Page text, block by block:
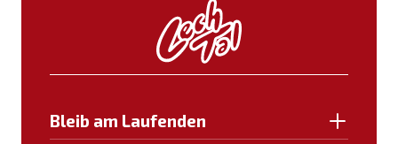
Bleib am Laufenden